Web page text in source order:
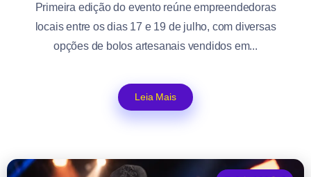
Primeira edição do evento reúne empreendedoras
locais entre os dias 17 e 19 de julho, com diversas
opções de bolos artesanais vendidos em...
Leia Mais